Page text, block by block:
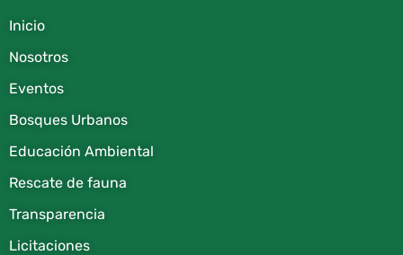
Inicio
Nosotros
Eventos
Bosques Urbanos
Educación Ambiental
Rescate de fauna​
Transparencia
Licitaciones